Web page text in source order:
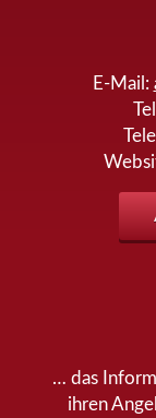
E-Mail:
… das
ihren